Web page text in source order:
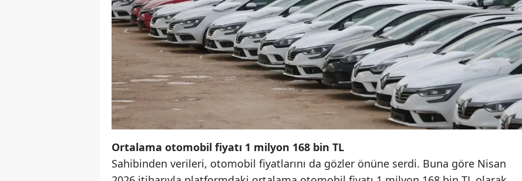
Kars
Kastamonu
Kayseri
Kırklareli
Kırşehir
Kocaeli
Kütahya
Ortalama otomobil fiyatı 1 milyon 168 bin TL
Sahibinden verileri, otomobil fiyatlarını da gözler önüne serdi. Buna göre Nisan